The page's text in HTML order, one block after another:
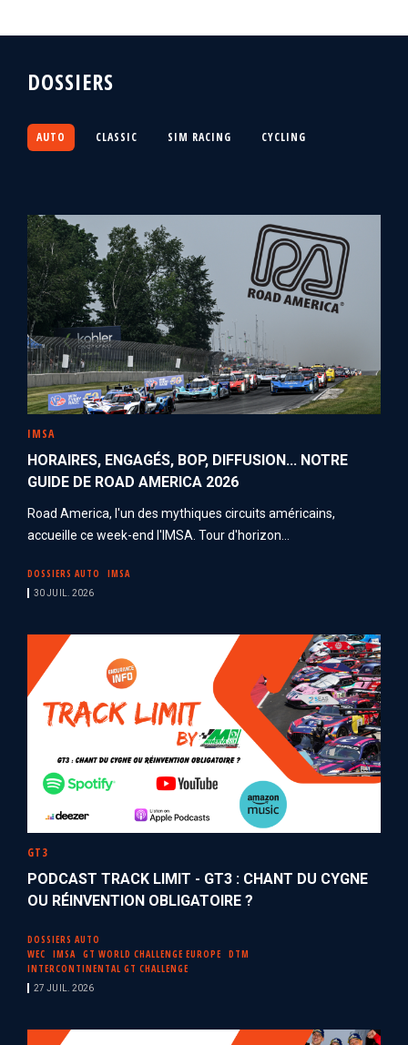
DOSSIERS
AUTO CLASSIC SIM RACING CYCLING
IMSA
HORAIRES, ENGAGÉS, BOP, DIFFUSION... NOTRE
GUIDE DE ROAD AMERICA 2026
Road America, l'un des mythiques circuits américains,
accueille ce week-end l'IMSA. Tour d'horizon...
DOSSIERS AUTO IMSA
30 JUIL. 2026
GT3
PODCAST TRACK LIMIT - GT3 : CHANT DU CYGNE
OU RÉINVENTION OBLIGATOIRE ?
DOSSIERS AUTO
WEC
IMSA GT WORLD CHALLENGE EUROPE
DTM
INTERCONTINENTAL GT CHALLENGE
27 JUIL. 2026